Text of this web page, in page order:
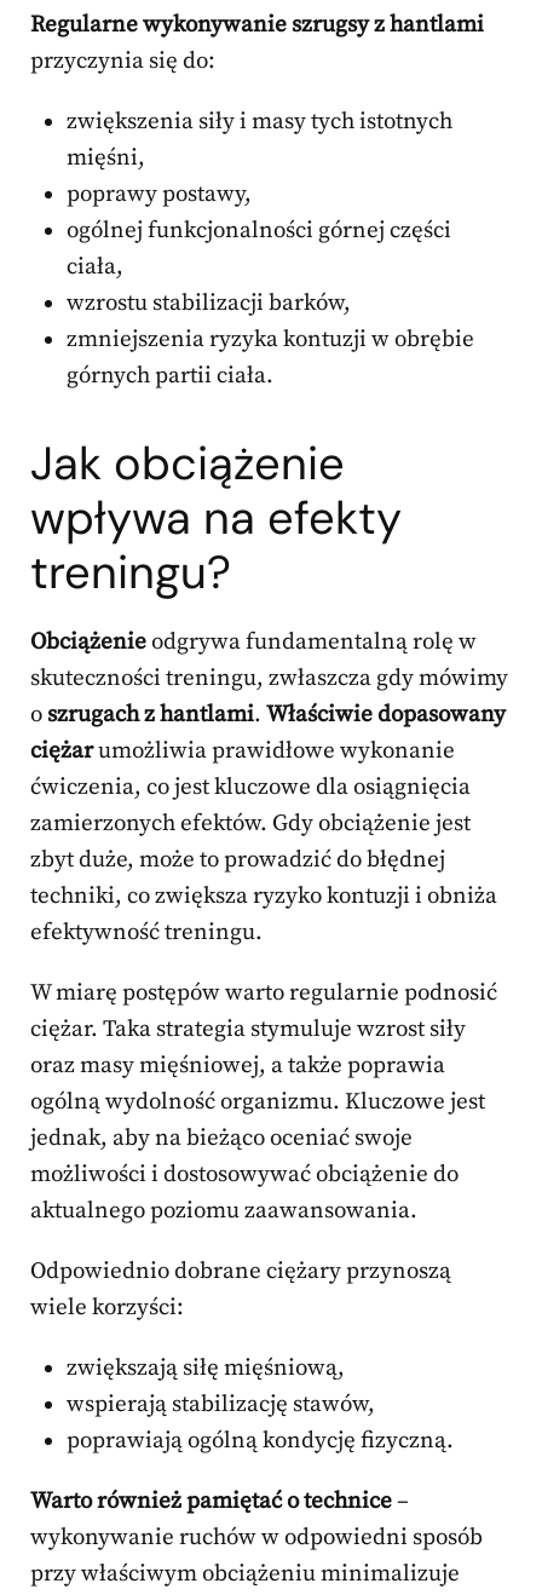
Regularne wykonywanie szrugsy z hantlami
przyczynia się do:
zwiększenia siły i masy tych istotnych
mięśni,
poprawy postawy,
ogólnej funkcjonalności górnej części
ciała,
wzrostu stabilizacji barków,
zmniejszenia ryzyka kontuzji w obrębie
górnych partii ciała.
Jak obciążenie
wpływa na efekty
treningu?
Obciążenieodgrywa fundamentalną rolę w
skuteczności treningu, zwłaszcza gdy mówimy
o szrugach z hantlami. Właściwie dopasowany
ciężarumożliwia prawidłowe wykonanie
ćwiczenia, co jest kluczowe dla osiągnięcia
zamierzonych efektów. Gdy obciążenie jest
zbyt duże, może to prowadzić do błędnej
techniki, co zwiększa ryzyko kontuzji i obniża
efektywność treningu.
W miarę postępów warto regularnie podnosić
ciężar. Taka strategia stymuluje wzrost siły
oraz masy mięśniowej, a także poprawia
ogólną wydolność organizmu. Kluczowe jest
jednak, aby na bieżąco oceniać swoje
możliwości i dostosowywać obciążenie do
aktualnego poziomu zaawansowania.
Odpowiednio dobrane ciężary przynoszą
wiele korzyści:
zwiększają siłę mięśniową,
wspierają stabilizację stawów,
poprawiają ogólną kondycję fizyczną.
Warto również pamiętać o technice–
wykonywanie ruchów w odpowiedni sposób
przy właściwym obciążeniu minimalizuje